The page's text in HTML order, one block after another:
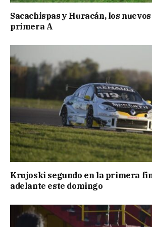
Sacachispas y Huracán, los
primera A
Krujoski segundo en la primera
adelante este domingo